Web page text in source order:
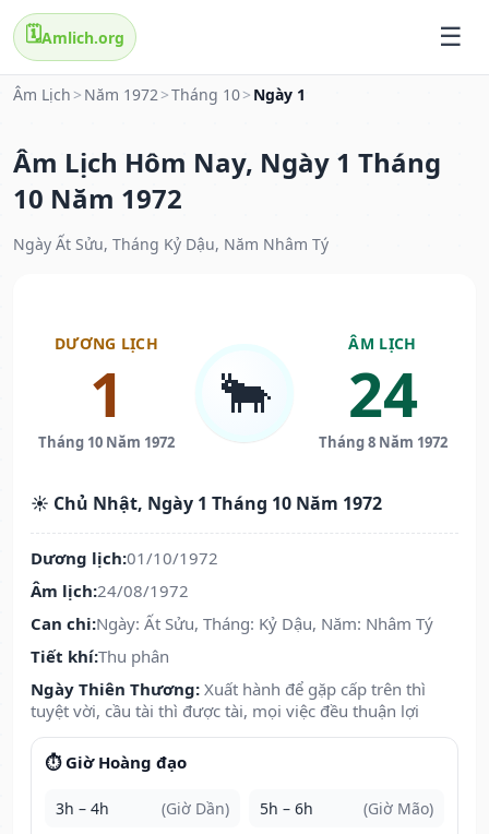
🗓️Amlich.org
Âm Lịch > Năm 1972>Tháng 10> Ngày 1
Âm Lịch Hôm Nay, Ngày 1 Tháng
10 Năm 1972
Ngày Ất Sửu, Tháng Kỷ Dậu, Năm Nhâm Tý
DƯƠNG LỊCH
1
Tháng 10 Năm 1972
🐂
ÂM LỊCH
24
Tháng 8 Năm 1972
☀️ Chủ Nhật, Ngày 1 Tháng 10 Năm 1972
Dương lịch:01/10/1972
Âm lịch:24/08/1972
Can chi:Ngày: Ất Sửu, Tháng: Kỷ Dậu, Năm: Nhâm Tý
Tiết khí:Thu phân
Ngày Thiên Thương: Xuất hành để gặp cấp trên thì
tuyệt vời, cầu tài thì được tài, mọi việc đều thuận lợi
⏱️ Giờ Hoàng đạo
3h – 4h (Giờ Dần) 5h – 6h (Giờ Mão)